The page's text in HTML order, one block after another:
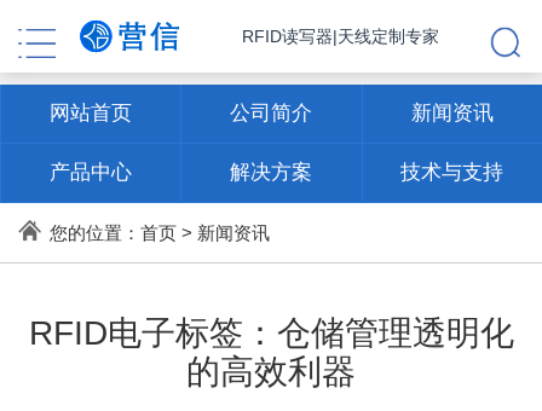
RFID读写器|天线定制专家
网站首页 公司简介 新闻资讯
产品中心 解决方案 技术与支持
联系方式
您的位置： 首页> 新闻资讯
RFID电子标签：仓储管理透明化
的高效利器